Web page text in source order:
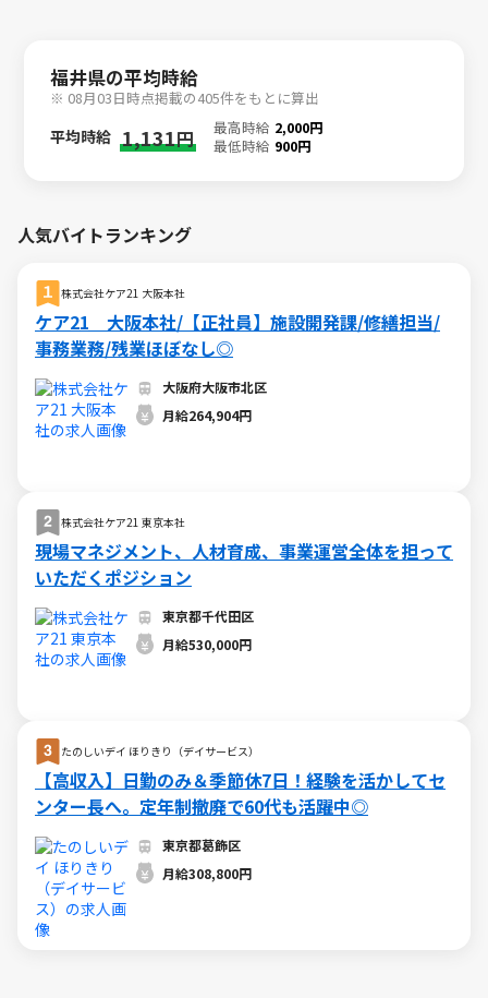
福井県の平均時給
※ 08月03日時点掲載の405件をもとに算出
平均時給 1,131円 最高時給 2,000円
最低時給 900円
人気バイトランキング
株式会社ケア21 大阪本社
ケア21 大阪本社/【正社員】施設開発課/修繕担当/
事務業務/残業ほぼなし◎
大阪府大阪市北区
月給264,904円
株式会社ケア21 東京本社
現場マネジメント、人材育成、事業運営全体を担って
いただくポジション
東京都千代田区
月給530,000円
たのしいデイ ほりきり（デイサービス）
【高収入】日勤のみ＆季節休7日！経験を活かしてセ
ンター長へ。定年制撤廃で60代も活躍中◎
東京都葛飾区
月給308,800円